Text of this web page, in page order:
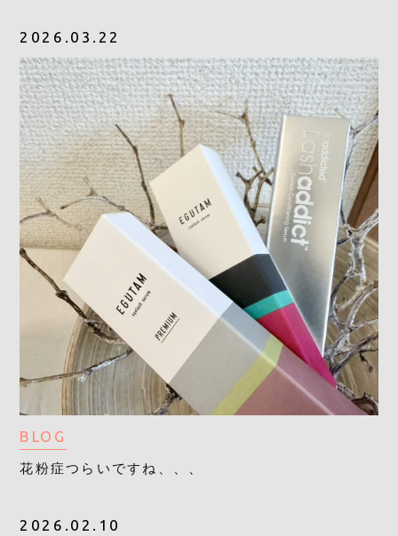
2026.03.22
BLOG
花粉症つらいですね、、、
2026.02.10